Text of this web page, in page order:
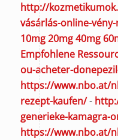
http://
vásárlás-online-
10mg 20mg 40mg
Empfohlene
ou-acheter-
https://www.nbo.at/
rezept-kaufen/-
generieke-kamagra-
https://www.nbo.at/